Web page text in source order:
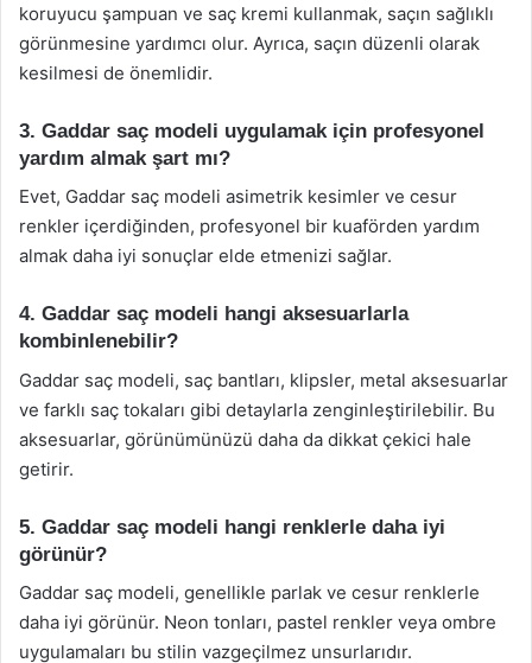
koruyucu şampuan ve saç kremi kullanmak, saçın sağlıklı
görünmesine yardımcı olur. Ayrıca, saçın düzenli olarak
kesilmesi de önemlidir.
3. Gaddar saç modeli uygulamak için profesyonel
yardım almak şart mı?
Evet, Gaddar saç modeli asimetrik kesimler ve cesur
renkler içerdiğinden, profesyonel bir kuaförden yardım
almak daha iyi sonuçlar elde etmenizi sağlar.
4. Gaddar saç modeli hangi aksesuarlarla
kombinlenebilir?
Gaddar saç modeli, saç bantları, klipsler, metal aksesuarlar
ve farklı saç tokaları gibi detaylarla zenginleştirilebilir. Bu
aksesuarlar, görünümünüzü daha da dikkat çekici hale
getirir.
5. Gaddar saç modeli hangi renklerle daha iyi
görünür?
Gaddar saç modeli, genellikle parlak ve cesur renklerle
daha iyi görünür. Neon tonları, pastel renkler veya ombre
uygulamaları bu stilin vazgeçilmez unsurlarıdır.